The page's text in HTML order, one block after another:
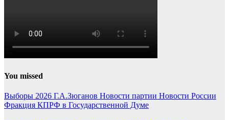
You missed
Выборы 2026 Г.А.Зюганов Новости партии Новости России
Фракция КПРФ в Государственной Думе